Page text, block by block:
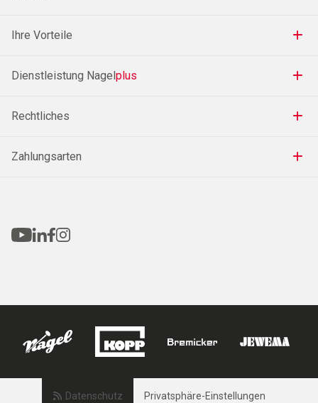
Ihre Vorteile
Dienstleistung Nagel plus
Rechtliches
Zahlungsarten
Datenschutz Privatsphäre-Einstellungen